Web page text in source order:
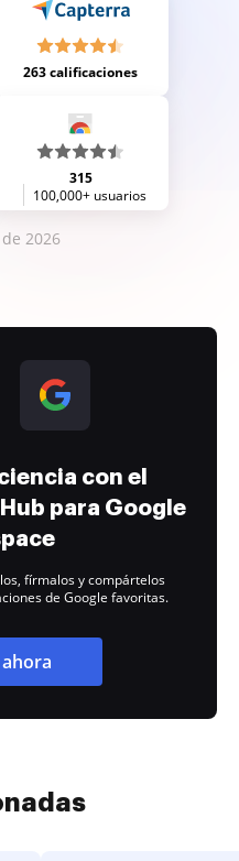
263 calificaciones
315
100,000+ usuarios
2026
con el
para Google
fírmalos y compártelos
de Google favoritas.